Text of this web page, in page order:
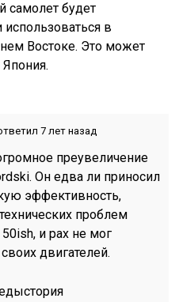
самолет будет
использоваться в
Востоке. Это может
7 лет назад
преувеличение
Он едва ли приносил
эффективность,
проблем
и pax не мог
двигателей.